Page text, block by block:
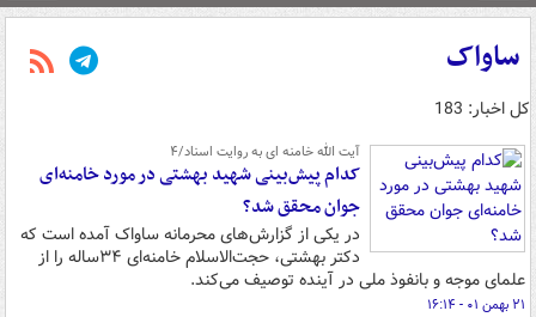
ساواک
کل اخبار: 183
آیت الله خامنه ای به روایت اسناد/۴
کدام پیش­‌بینی شهید بهشتی در مورد خامنه‌ای
جوان محقق شد؟
در یکی از گزارش‌های محرمانه ساواک آمده است که
دکتر بهشتی، حجت‌­الاسلام خامنه‌­ای ۳۴ساله را از
علمای موجه و بانفوذ ملی در آینده توصیف می‌­کند.
۲۱ بهمن ۰۱ - ۱۶:۱۴